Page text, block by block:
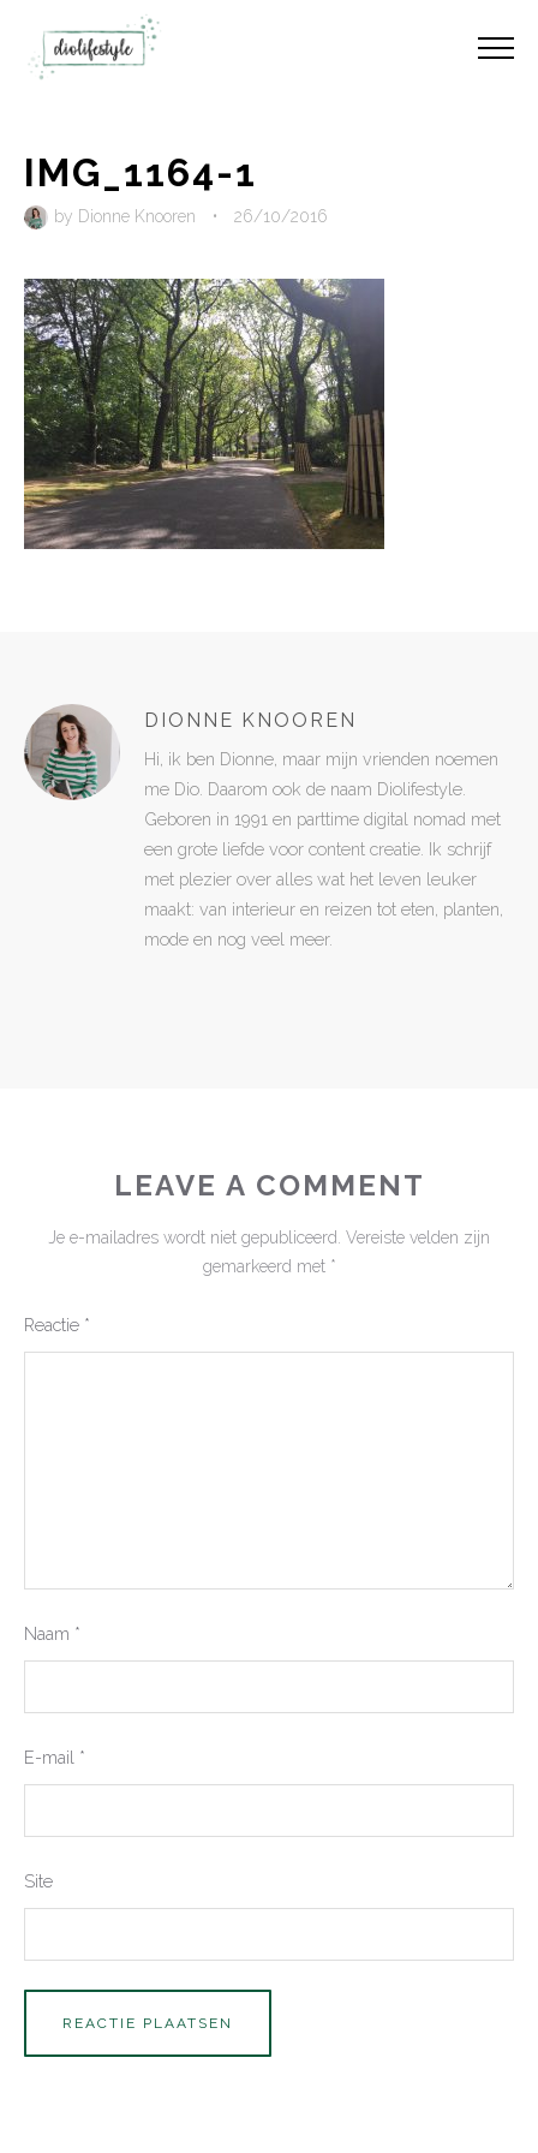
IMG_1164-1
by Dionne Knooren • 26/10/2016
DIONNE KNOOREN
Hi, ik ben Dionne, maar mijn vrienden noemen
me Dio. Daarom ook de naam Diolifestyle.
Geboren in 1991 en parttime digital nomad met
een grote liefde voor content creatie. Ik schrijf
met plezier over alles wat het leven leuker
maakt: van interieur en reizen tot eten, planten,
mode en nog veel meer.
LEAVE A COMMENT
Je e-mailadres wordt niet gepubliceerd. Vereiste velden zijn
gemarkeerd met *
Reactie *
Naam *
E-mail *
Site